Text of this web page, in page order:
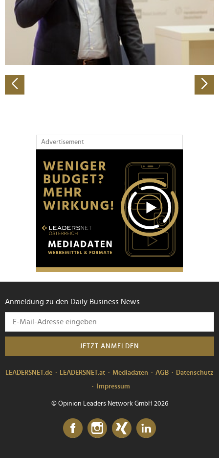
Wir verwenden Cookies, um Inhalte und Anzeigen zu
personalisieren, Funktionen für soziale Medien anbieten
zu können und die Zugriffe auf unsere Website zu
analysieren. Außerdem geben wir Informationen zu Ihrer
Verwendung unserer Website an unsere Partner für
Partner führen diese Informationen möglicherweise mit
weiteren Daten zusammen, die Sie ihnen bereitgestellt
Advertisement
Anmeldung zu den Daily Business News
JETZT ANMELDEN
LEADERSNET.de LEADERSNET.at Mediadaten AGB
Datenschutz
Impressum
© Opinion Leaders Network GmbH 2026